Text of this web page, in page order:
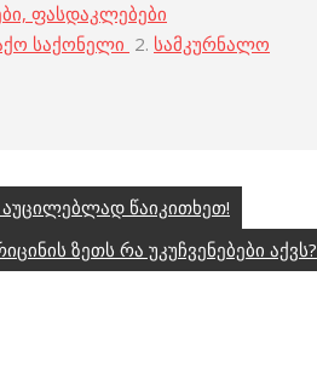
ფასდაკლებები
საქონელი 2. სამკურნალო
წაიკითხეთ!
ზეთს რა უკუჩვენებები აქვს?